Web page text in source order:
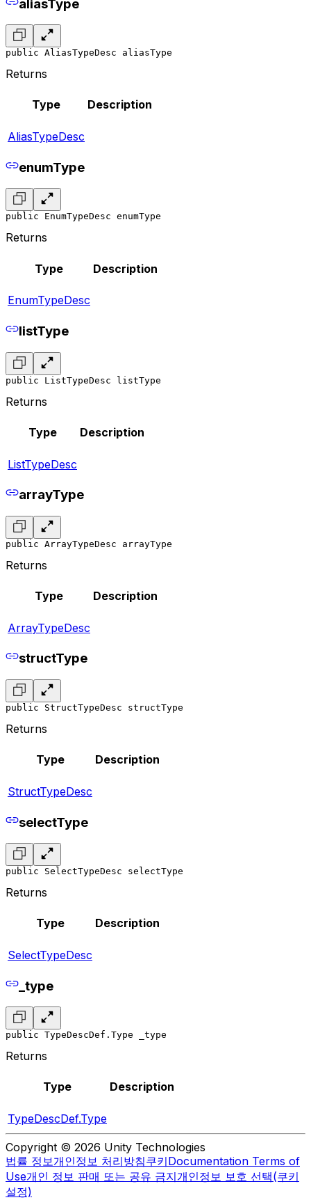
aliasType
public AliasTypeDesc aliasType
Returns
Type Description
AliasTypeDesc
enumType
public EnumTypeDesc enumType
Returns
Type Description
EnumTypeDesc
listType
public ListTypeDesc listType
Returns
Type Description
ListTypeDesc
arrayType
public ArrayTypeDesc arrayType
Returns
Type Description
ArrayTypeDesc
structType
public StructTypeDesc structType
Returns
Type Description
StructTypeDesc
selectType
public SelectTypeDesc selectType
Returns
Type Description
SelectTypeDesc
_type
public TypeDescDef.Type _type
Returns
Type Description
TypeDescDef.Type
Copyright © 2026 Unity Technologies
법률 정보개인정보 처리방침쿠키Documentation Terms of
Use개인 정보 판매 또는 공유 금지개인정보 보호 선택(쿠키
설정)